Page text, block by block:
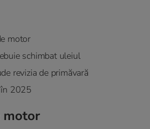
motor
schimbat uleiul
revizia de primăvară
2025
motor